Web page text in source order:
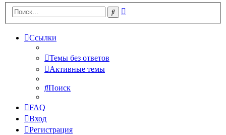
Поиск
Ссылки
Темы без ответов
Активные темы
Поиск
FAQ
Вход
Регистрация